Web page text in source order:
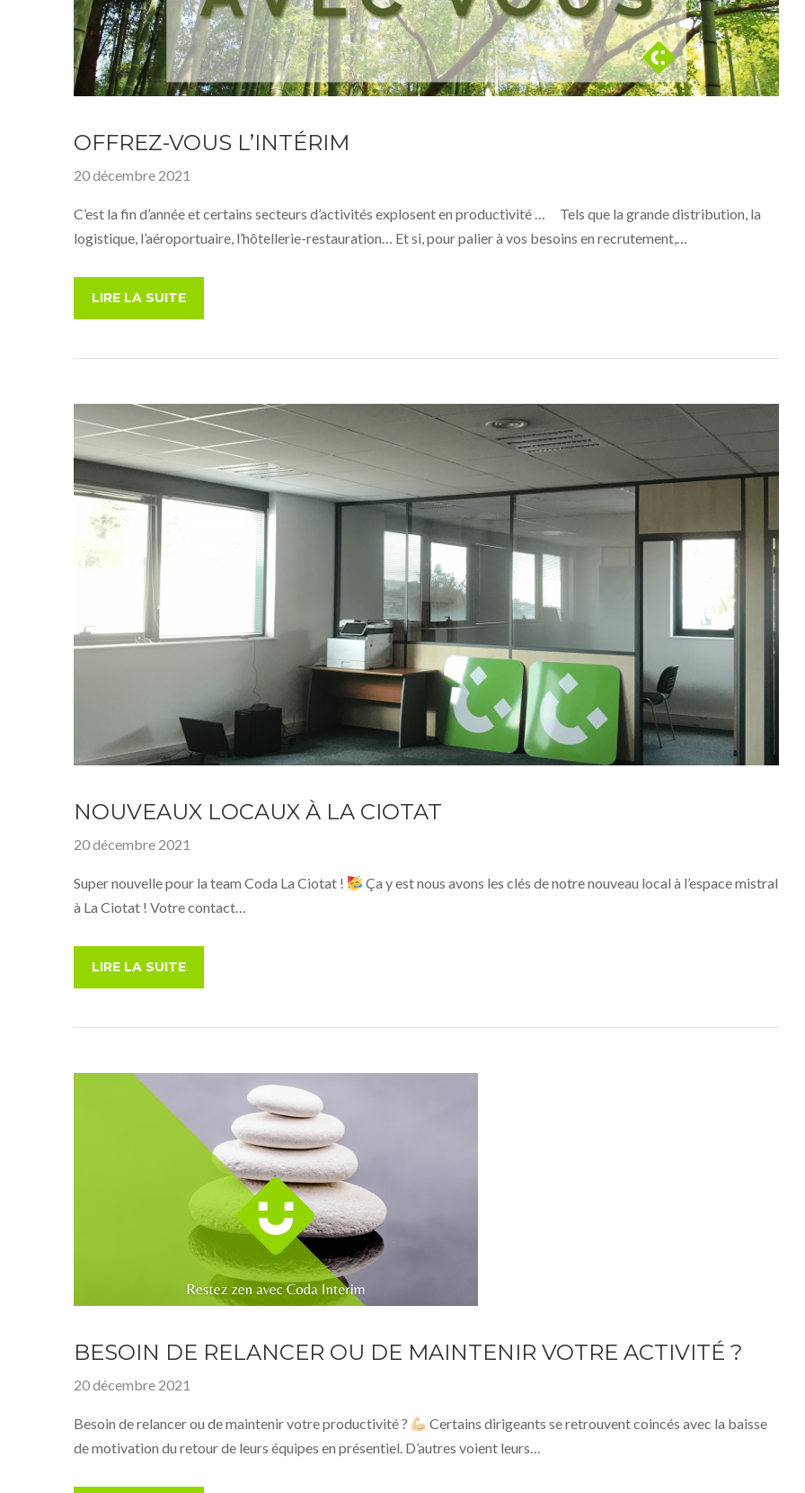
OFFREZ-VOUS L’INTÉRIM
20 décembre 2021
C’est la fin d’année et certains secteurs d’activités explosent en productivité … Tels que la grande distribution, la
logistique, l’aéroportuaire, l’hôtellerie-restauration… Et si, pour palier à vos besoins en recrutement,…
LIRE LA SUITE
NOUVEAUX LOCAUX À LA CIOTAT
20 décembre 2021
Super nouvelle pour la team Coda La Ciotat !
Ça y est nous avons les clés de notre nouveau local à l’espace mistral
à La Ciotat ! Votre contact…
LIRE LA SUITE
BESOIN DE RELANCER OU DE MAINTENIR VOTRE ACTIVITÉ ?
20 décembre 2021
Besoin de relancer ou de maintenir votre productivité ?
Certains dirigeants se retrouvent coincés avec la baisse
de motivation du retour de leurs équipes en présentiel. D’autres voient leurs…